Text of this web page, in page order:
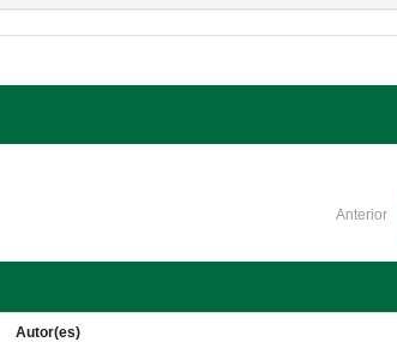
Anterior
Autor(es)